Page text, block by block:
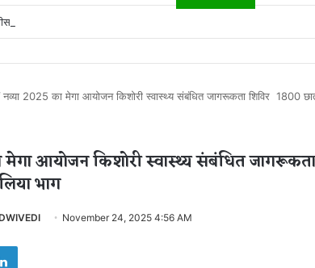
में रेलवे विस्तार की रफ्तार तेज, बजट आवंटन 24 गुना बढ़ा; 36 परियोजनाओं
नव्या 2025 का मेगा आयोजन किशोरी स्वास्थ्य संबंधित जागरूकता शिविर 1800
मेगा आयोजन किशोरी स्वास्थ्य संबंधित
भाग
November 24, 2025 4:56 AM